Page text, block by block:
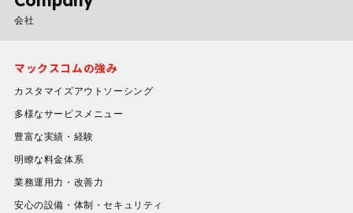
会社
マックスコムの強み
カスタマイズアウトソーシング
多様なサービスメニュー
豊富な実績・経験
明瞭な料金体系
業務運用力・改善力
安心の設備・体制・セキュリティ